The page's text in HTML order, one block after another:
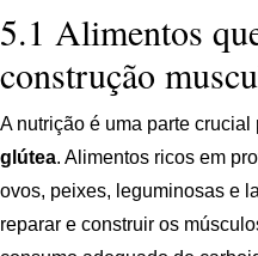
5.1 Alimentos
construção
A nutrição é uma parte crucial
glútea. Alimentos ricos em
ovos, peixes, leguminosas e
reparar e construir os